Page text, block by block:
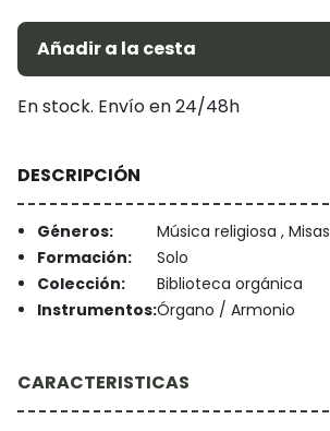
Añadir a la cesta
En stock. Envío en 24/48h
DESCRIPCIÓN
Géneros:
Música religiosa , Misas
Formación:
Solo
Colección:
Biblioteca orgánica
Instrumentos:Órgano / Armonio
CARACTERISTICAS